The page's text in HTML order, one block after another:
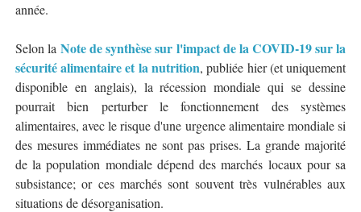
année.
Selon laNote de synthèse sur l'impact de la COVID-19 sur la
sécurité alimentaire et la nutrition, publiée hier (et uniquement
disponible en anglais), la récession mondiale qui se dessine
pourrait bien perturber le fonctionnement des systèmes
alimentaires, avec le risque d'une urgence alimentaire mondiale si
des mesures immédiates ne sont pas prises. La grande majorité
de la population mondiale dépend des marchés locaux pour sa
subsistance; or ces marchés sont souvent très vulnérables aux
situations de désorganisation.